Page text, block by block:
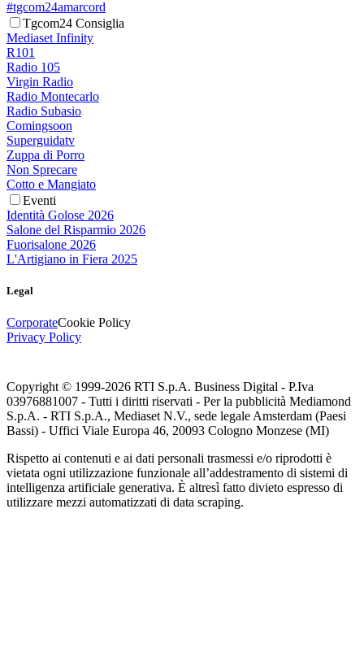
#tgcom24amarcord
Tgcom24 Consiglia
Mediaset Infinity
R101
Radio 105
Virgin Radio
Radio Montecarlo
Radio Subasio
Comingsoon
Superguidatv
Zuppa di Porro
Non Sprecare
Cotto e Mangiato
Eventi
Identità Golose 2026
Salone del Risparmio 2026
Fuorisalone 2026
L'Artigiano in Fiera 2025
Legal
CorporateCookie Policy
Privacy Policy
Copyright © 1999-2026 RTI S.p.A. Business Digital - P.Iva
03976881007 - Tutti i diritti riservati - Per la pubblicità Mediamond
S.p.A. - RTI S.p.A., Mediaset N.V., sede legale Amsterdam (Paesi
Bassi) - Uffici Viale Europa 46, 20093 Cologno Monzese (MI)
Rispetto ai contenuti e ai dati personali trasmessi e/o riprodotti è
vietata ogni utilizzazione funzionale all’addestramento di sistemi di
intelligenza artificiale generativa. È altresì fatto divieto espresso di
utilizzare mezzi automatizzati di data scraping.